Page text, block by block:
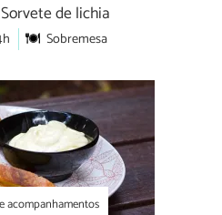
de lichia
Sobremesa
acompanhamentos